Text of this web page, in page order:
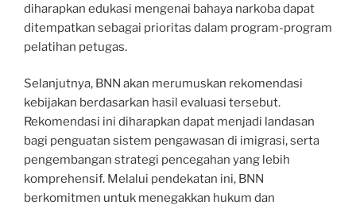
diharapkan edukasi mengenai bahaya narkoba dapat
ditempatkan sebagai prioritas dalam program-program
pelatihan petugas.
Selanjutnya, BNN akan merumuskan rekomendasi
kebijakan berdasarkan hasil evaluasi tersebut.
Rekomendasi ini diharapkan dapat menjadi landasan
bagi penguatan sistem pengawasan di imigrasi, serta
pengembangan strategi pencegahan yang lebih
komprehensif. Melalui pendekatan ini, BNN
berkomitmen untuk menegakkan hukum dan